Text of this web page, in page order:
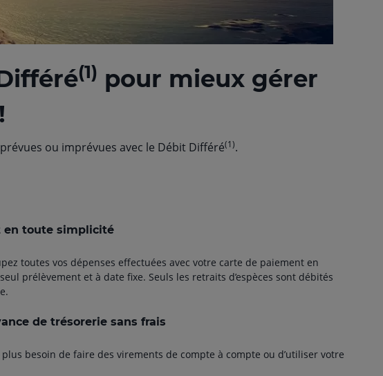
(1) pour mieux gérer
ou imprévues avec le Débit Diﬀéré(1).
en toute simplicité
toutes vos dépenses eﬀectuées avec votre carte de paiement en
prélèvement et à date ﬁxe. Seuls les retraits d’espèces sont débités
de trésorerie sans frais
besoin de faire des virements de compte à compte ou d’utiliser votre